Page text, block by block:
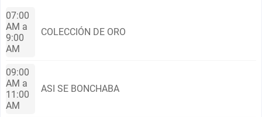
07:00
AM a
9:00
AM
COLECCIÓN DE ORO
09:00
AM a
11:00
AM
ASI SE BONCHABA